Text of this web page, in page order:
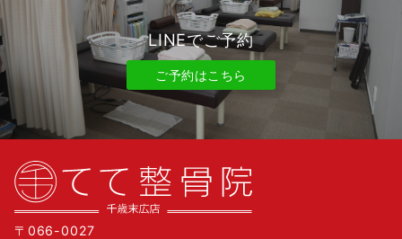
LINEでご予約
ご予約はこちら
〒066-0027